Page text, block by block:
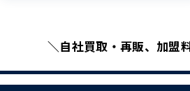
＼自社買取・再販、加盟